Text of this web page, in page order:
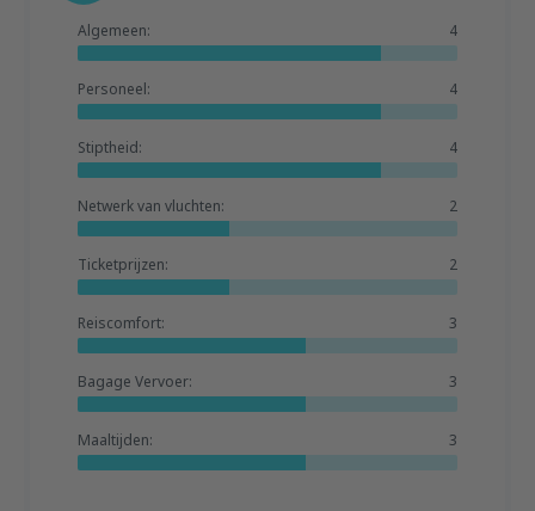
Algemeen: 4
Personeel: 4
Stiptheid: 4
Netwerk van vluchten: 2
Ticketprijzen: 2
Reiscomfort: 3
Bagage Vervoer: 3
Maaltijden: 3